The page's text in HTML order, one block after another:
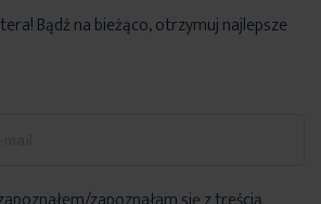
Bądź na bieżąco, otrzymuj najlepsze